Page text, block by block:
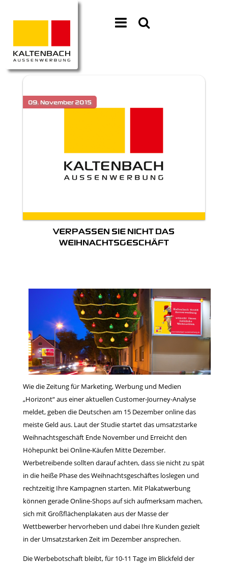
VERPASSEN SIE NICHT DAS
WEIHNACHTSGESCHÄFT
Wie die Zeitung für Marketing, Werbung und Medien
„Horizont“ aus einer aktuellen Customer-Journey-Analyse
meldet, geben die Deutschen am 15 Dezember online das
meiste Geld aus. Laut der Studie startet das umsatzstarke
Weihnachtsgeschäft Ende November und Erreicht den
Höhepunkt bei Online-Käufen Mitte Dezember.
Werbetreibende sollten darauf achten, dass sie nicht zu spät
in die heiße Phase des Weihnachtsgeschäftes loslegen und
rechtzeitig Ihre Kampagnen starten. Mit Plakatwerbung
können gerade Online-Shops auf sich aufmerksam machen,
sich mit Großflächenplakaten aus der Masse der
Wettbewerber hervorheben und dabei Ihre Kunden gezielt
in der Umsatzstarken Zeit im Dezember ansprechen.
Die Werbebotschaft bleibt, für 10-11 Tage im Blickfeld der